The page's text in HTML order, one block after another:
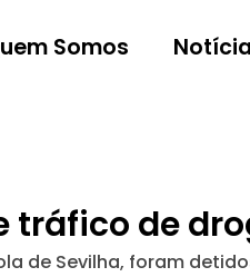
Somos
tráfico de
de Sevilha, foram